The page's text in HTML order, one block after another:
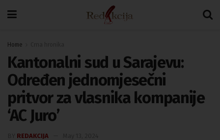
Home
Kantonalni sud u Sarajevu:
Određen jednomjesečni
pritvor za vlasnika kompanije
‘AC Juro’
REDAKCIJA